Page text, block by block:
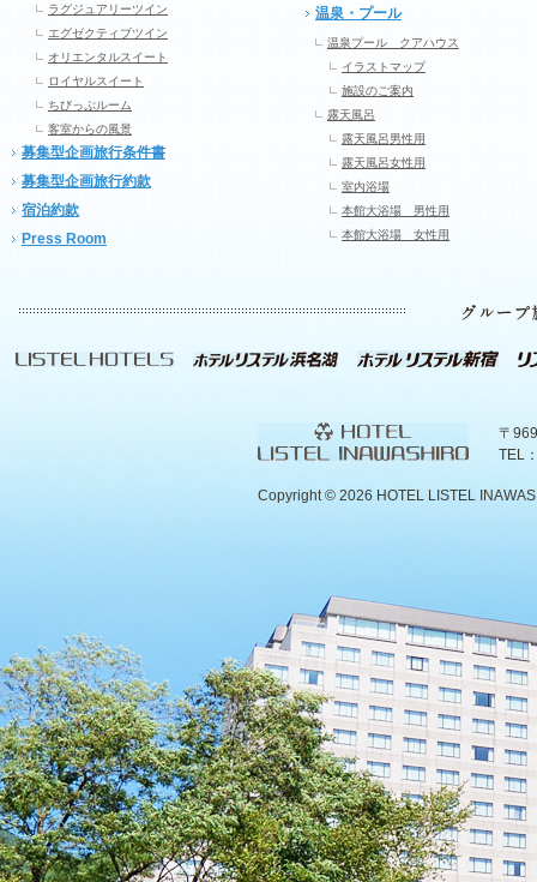
ラグジュアリーツイン
エグゼクティブツイン
オリエンタルスイート
ロイヤルスイート
ちびっぷルーム
客室からの風景
募集型企画旅行条件書
募集型企画旅行約款
宿泊約款
Press Room
温泉・プール
温泉プール クアハウス
イラストマップ
施設のご案内
露天風呂
露天風呂男性用
露天風呂女性用
室内浴場
本館大浴場 男性用
本館大浴場 女性用
〒
TEL
Copyright © 2026 HOTEL LISTEL